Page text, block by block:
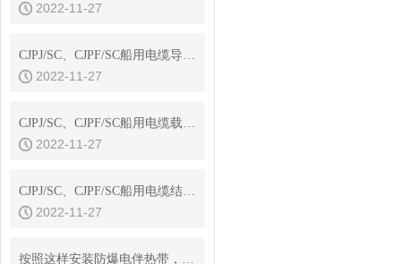
2022-11-27
CJPJ/SC、CJPF/SC船用电缆导体直流电阻
2022-11-27
CJPJ/SC、CJPF/SC船用电缆载流量
2022-11-27
CJPJ/SC、CJPF/SC船用电缆结构参数
2022-11-27
按照这样安装防爆电伴热带，准没问题！